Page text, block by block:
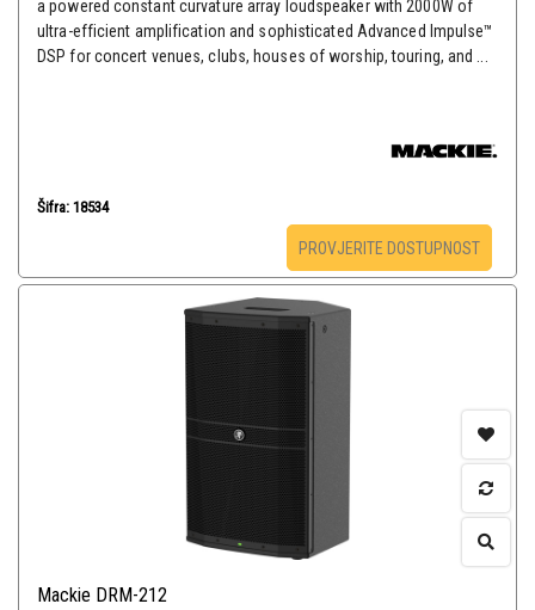
a powered constant curvature array loudspeaker with 2000W of
ultra-efficient amplification and sophisticated Advanced Impulse™
DSP for concert venues, clubs, houses of worship, touring, and ...
Šifra: 18534
PROVJERITE DOSTUPNOST
Mackie DRM-212